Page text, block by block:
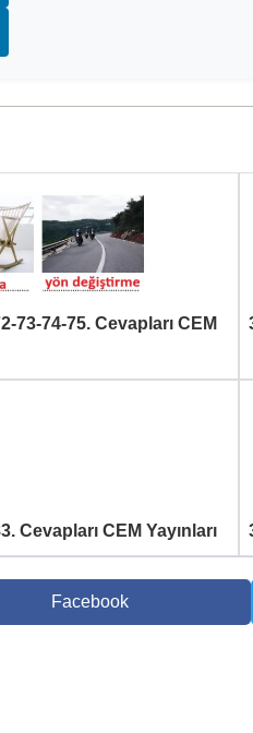
73-74-75. Cevapları CEM
Cevapları CEM Yayınları
Facebook